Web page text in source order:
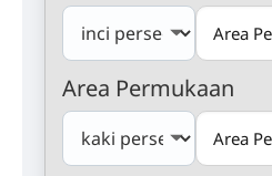
Area Permukaan